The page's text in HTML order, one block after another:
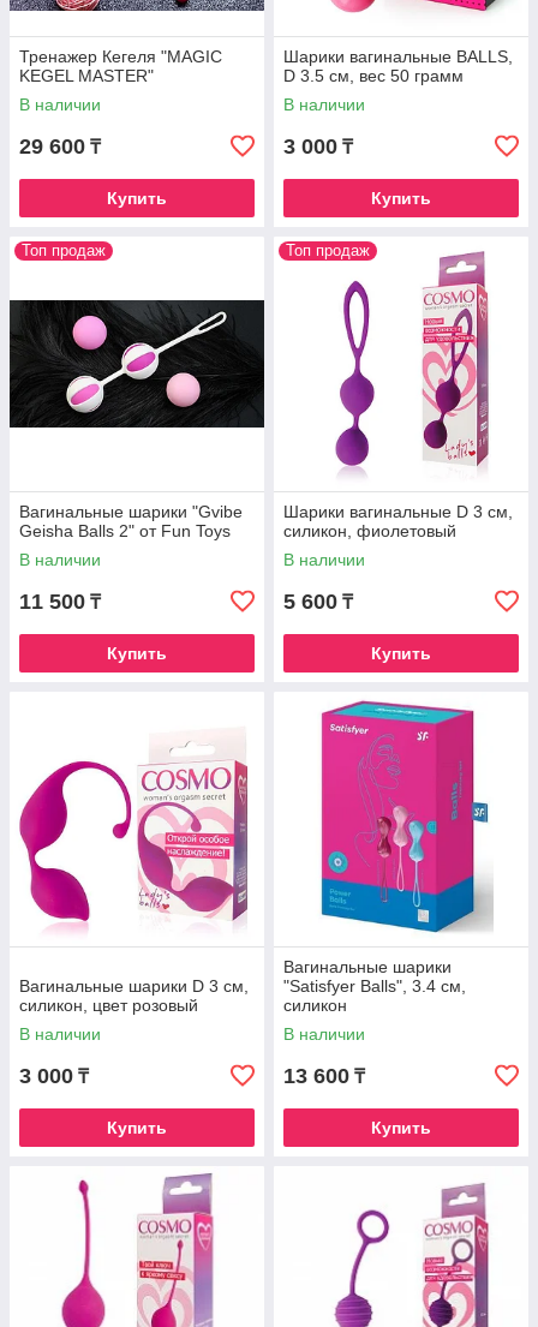
Тренажер Кегеля "MAGIC
KEGEL MASTER"
В наличии
29 600 ₸
Купить
Шарики вагинальные BALLS,
D 3.5 см, вес 50 грамм
В наличии
3 000 ₸
Купить
Топ продаж
Вагинальные шарики "Gvibe
Geisha Balls 2" от Fun Toys
В наличии
11 500 ₸
Купить
Топ продаж
Шарики вагинальные D 3 см,
силикон, фиолетовый
В наличии
5 600 ₸
Купить
Вагинальные шарики D 3 см,
силикон, цвет розовый
В наличии
3 000 ₸
Купить
Вагинальные шарики
"Satisfyer Balls", 3.4 см,
силикон
В наличии
13 600 ₸
Купить